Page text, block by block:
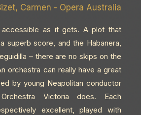
Carmen - Opera Australia
as it gets. A plot that
superb score, and the Habanera,
– there are no skips on the
orchestra can really have a great
by young Neapolitan conductor
Victoria does. Each
excellent, played with